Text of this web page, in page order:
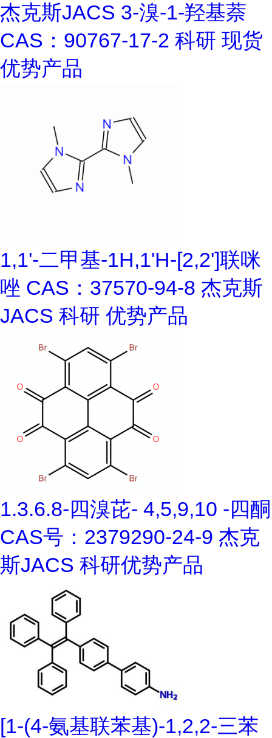
杰克斯JACS 3-溴-1-羟基萘
CAS：90767-17-2 科研 现货
优势产品
1,1'-二甲基-1H,1'H-[2,2']联咪
唑 CAS：37570-94-8 杰克斯
JACS 科研 优势产品
1.3.6.8-四溴芘- 4,5,9,10 -四酮
CAS号：2379290-24-9 杰克
斯JACS 科研优势产品
[1-(4-氨基联苯基)-1,2,2-三苯